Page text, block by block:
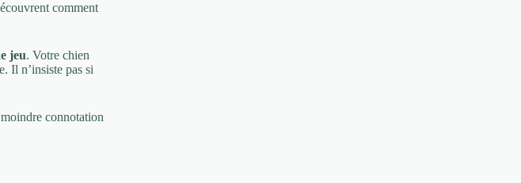
comment
jeu. Votre chien
Il n’insiste pas si
connotation